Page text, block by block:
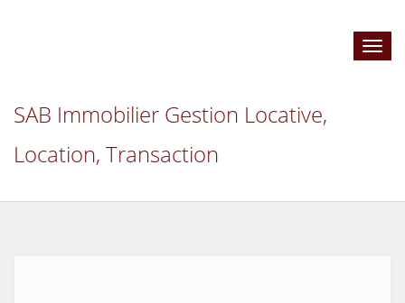
SAB Immobilier Gestion Locative,
Location, Transaction